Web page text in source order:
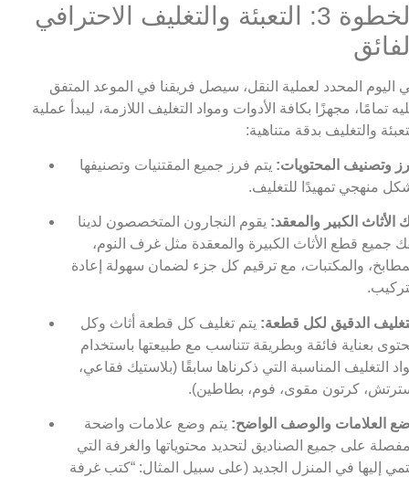
الخطوة 3: التعبئة والتغليف الاحترافي
اليوم المحدد لعملية النقل، سيصل فريقنا في الموعد المتفق
تمامًا، مجهزًا بكافة الأدوات ومواد التغليف اللازمة، ليبدأ عملية
والتغليف بدقة متناهية:
وتصنيف المحتويات: يتم فرز جميع المقتنيات وتصنيفها
منهجي تمهيدًا للتغليف.
الأثاث الكبير والمعقد: يقوم النجارون المتخصصون لدينا
جميع قطع الأثاث الكبيرة والمعقدة مثل غرف النوم،
والمكتبات، مع ترقيم كل جزء لضمان سهولة إعادة
الدقيق لكل قطعة: يتم تغليف كل قطعة أثاث وكل
بعناية فائقة وبطريقة تتناسب مع طبيعتها باستخدام
التغليف المناسبة التي ذكرناها سابقًا (بلاستيك فقاعي،
كرتون مقوى، فوم، بطاطين).
العلامات والوصف الواضح: يتم وضع علامات واضحة
على جميع الصناديق لتحديد محتوياتها والغرفة التي
إليها في المنزل الجديد (على سبيل المثال: “كتب غرفة